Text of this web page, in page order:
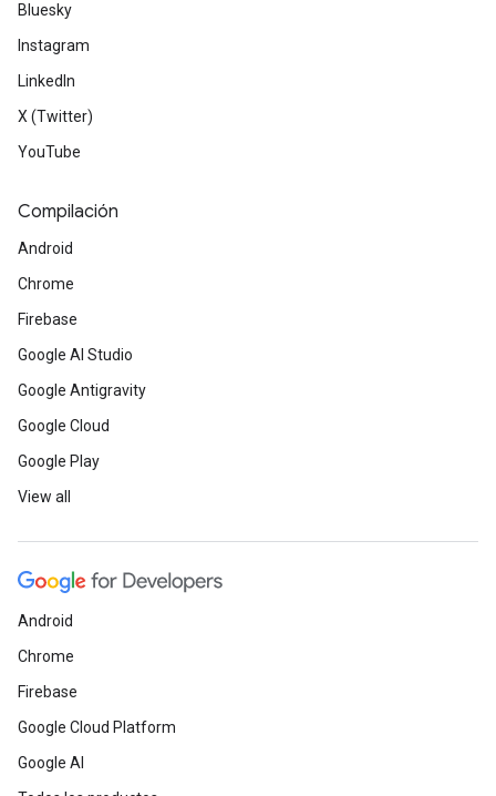
Bluesky
Instagram
LinkedIn
X (Twitter)
YouTube
Compilación
Android
Chrome
Firebase
Google AI Studio
Google Antigravity
Google Cloud
Google Play
View all
Android
Chrome
Firebase
Google Cloud Platform
Google AI